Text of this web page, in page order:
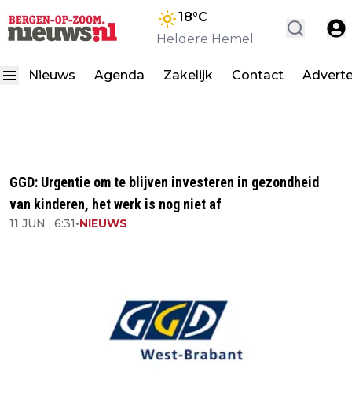
18°C
Heldere Hemel
Nieuws Agenda Zakelijk Contact
GGD: Urgentie om te blijven investeren in gezondheid
van kinderen, het werk is nog niet af
11 JUN , 6:31•NIEUWS